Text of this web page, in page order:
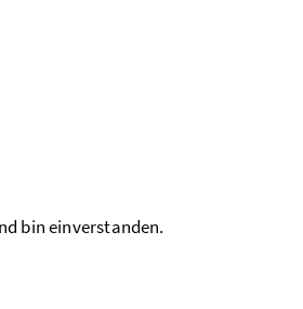
bin einverstanden.